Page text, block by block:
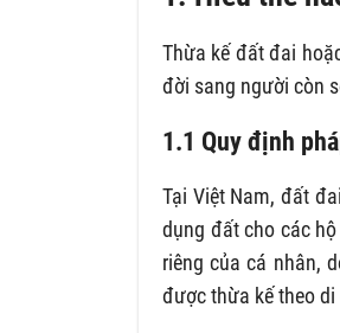
Thừa kế đất đai
đời sang người còn
1.1 Quy định
Tại Việt Nam, đất
dụng đất cho các
riêng của cá nhân,
được thừa kế theo